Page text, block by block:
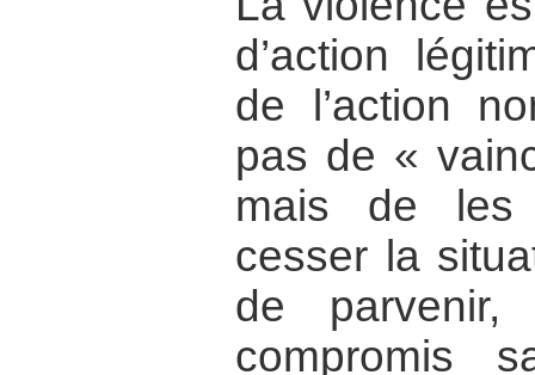
d’action
de l’action
pas de «
mais de les
cesser la
de
compromis